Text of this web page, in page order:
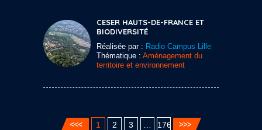
CESER HAUTS-DE-FRANCE ET
BIODIVERSITÉ
Réalisée par : Radio Campus Lille
Thématique : Aménagement du
territoire et environnement
1 2 3 176